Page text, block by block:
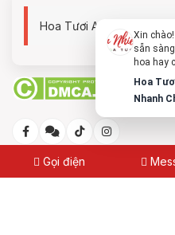
Gọi điện
Hoa Tươi An Nhiên -
Xin
sẵn
hoa hay
Hoa
Nhanh